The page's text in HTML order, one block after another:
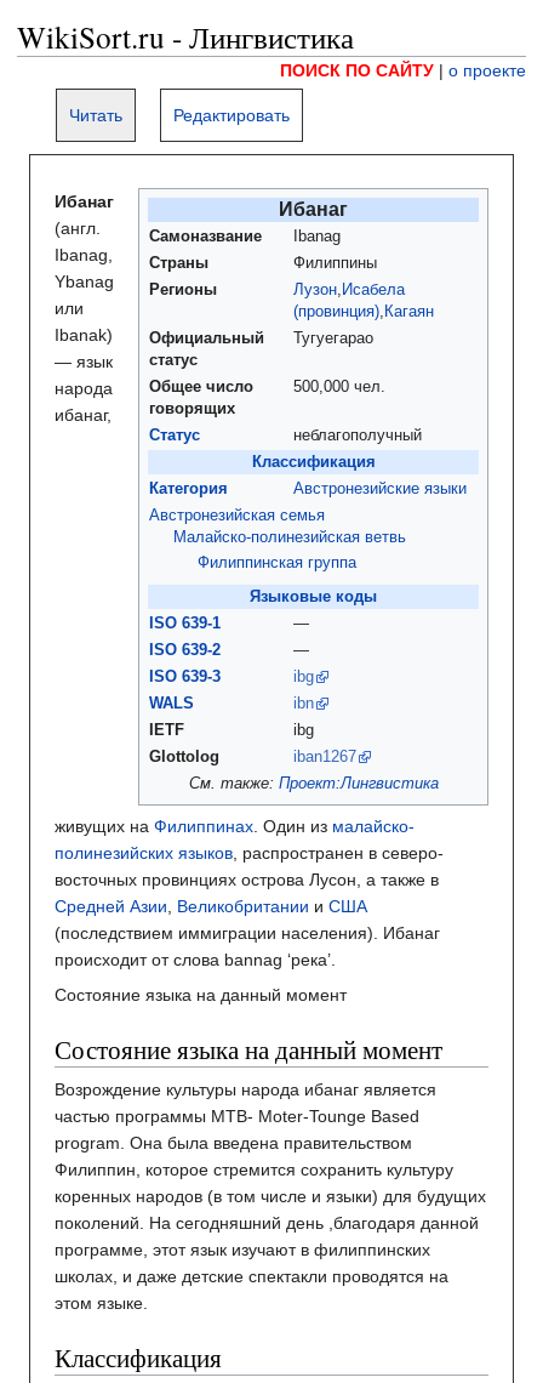
WikiSort.ru - Лингвистика
ПОИСК ПО САЙТУ | о проекте
Читать Редактировать
Ибанаг
Самоназвание
Ibanag
Страны
Филиппины
Регионы
Лузон, Исабела
(провинция), Кагаян
Официальный
статус
Тугуегарао
Общее число
говорящих
500,000 чел.
Статус
неблагополучный
Классификация
Категория
Австронезийские языки
Австронезийская семья
Малайско-полинезийская ветвь
Филиппинская группа
Языковые коды
ISO 639-1
—
ISO 639-2
—
ISO 639-3
ibg
WALS
ibn
IETF
ibg
Glottolog
iban1267
См. также: Проект:Лингвистика
Ибанаг
(англ.
Ibanag,
Ybanag
или
Ibanak)
— язык
народа
ибанаг,
живущих на Филиппинах. Один из малайско-
полинезийских языков, распространен в северо-
восточных провинциях острова Лусон, а также в
Средней Азии, Великобритании и США
(последствием иммиграции населения). Ибанаг
происходит от слова bannag ‘река’.
Состояние языка на данный момент
Состояние языка на данный момент
Возрождение культуры народа ибанаг является
частью программы MTB- Moter-Tounge Based
program. Она была введена правительством
Филиппин, которое стремится сохранить культуру
коренных народов (в том числе и языки) для будущих
поколений. На сегодняшний день ,благодаря данной
программе, этот язык изучают в филиппинских
школах, и даже детские спектакли проводятся на
этом языке.
Классификация